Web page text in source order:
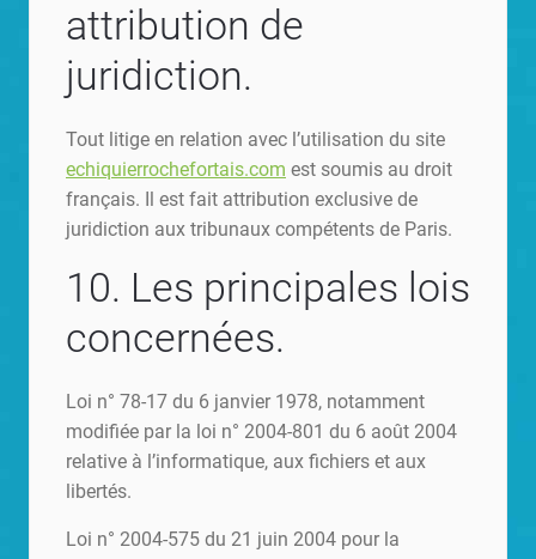
attribution de
juridiction.
Tout litige en relation avec l’utilisation du site
echiquierrochefortais.com est soumis au droit
français. Il est fait attribution exclusive de
juridiction aux tribunaux compétents de Paris.
10. Les principales lois
concernées.
Loi n° 78-17 du 6 janvier 1978, notamment
modifiée par la loi n° 2004-801 du 6 août 2004
relative à l’informatique, aux fichiers et aux
libertés.
Loi n° 2004-575 du 21 juin 2004 pour la